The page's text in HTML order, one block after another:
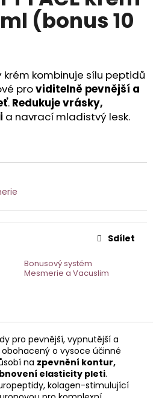
(bonus 10
kombinuje sílu peptidů
providitelně pevnější a
. Redukuje vrásky,
a navrací mladistvý lesk.
Bonusový systém
Mesmerie a Vacuslim
Sdílet
pro pevnější, vypnutější a
o vysoce účinné
na zpevnění kontur,
elasticity pleti.
kolagen-stimulující